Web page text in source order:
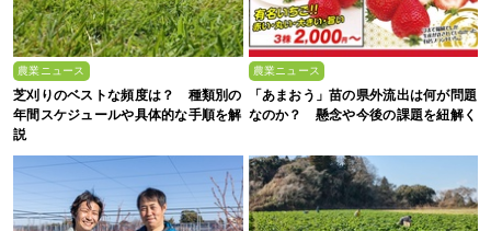
農業ニュース
芝刈りのベストな頻度は？ 種類別の
年間スケジュールや具体的な手順を解
説
農業ニュース
「あまおう」苗の県外流出は何が問題
なのか？ 懸念や今後の課題を紐解く